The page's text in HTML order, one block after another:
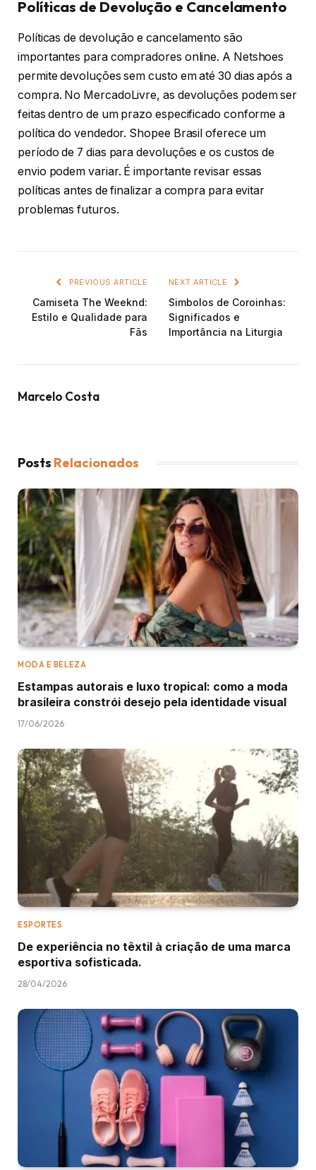
Políticas de Devolução e Cancelamento
Políticas de devolução e cancelamento são
importantes para compradores online. A Netshoes
permite devoluções sem custo em até 30 dias após a
compra. No MercadoLivre, as devoluções podem ser
feitas dentro de um prazo especificado conforme a
política do vendedor. Shopee Brasil oferece um
período de 7 dias para devoluções e os custos de
envio podem variar. É importante revisar essas
políticas antes de finalizar a compra para evitar
problemas futuros.
PREVIOUS ARTICLE
Camiseta The Weeknd:
Estilo e Qualidade para
Fãs
NEXT ARTICLE
Simbolos de Coroinhas:
Significados e
Importância na Liturgia
Marcelo Costa
Posts Relacionados
MODA E BELEZA
Estampas autorais e luxo tropical: como a moda
brasileira constrói desejo pela identidade visual
17/06/2026
ESPORTES
De experiência no têxtil à criação de uma marca
esportiva sofisticada.
28/04/2026